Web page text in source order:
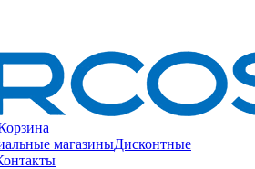
магазиныДисконтные